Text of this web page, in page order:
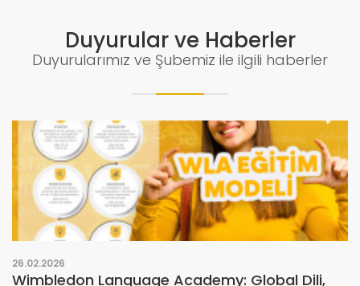
Duyurular ve Haberler
Duyurularımız ve Şubemiz ile ilgili haberler
26.02.2026
Wimbledon Language Academy: Global Dili,